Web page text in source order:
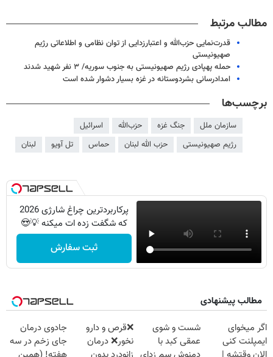
مطالب مرتبط
قدرت‌نمایی حزب‌الله و اعتبارزدایی از توان نظامی و اطلاعاتی رژیم
صهیونیستی
حمله پهپادی رژیم صهیونیستی به جنوب سوریه/ ۳ نفر شهید شدند
امدادرسانی بشردوستانه در غزه بسیار دشوار شده است
برچسب‌ها
سازمان ملل جنگ غزه حز‌ب‌الله
اسرائیل
رژیم صهیونیستی
حزب الله لبنان حماس تل آویو لبنان
پرکاربردترین چراغ شارژی 2026
که شگفت زده ات میکنه 💡😍
ثبت سفارش
مطالب پیشنهادی
اگر میخوای
ایمپلنت کنی
شست و شوی
عمقی کبد با
❌قرص‌ و دارو
نخور❌ درمان
جادوی درمان
جای زخم در سه